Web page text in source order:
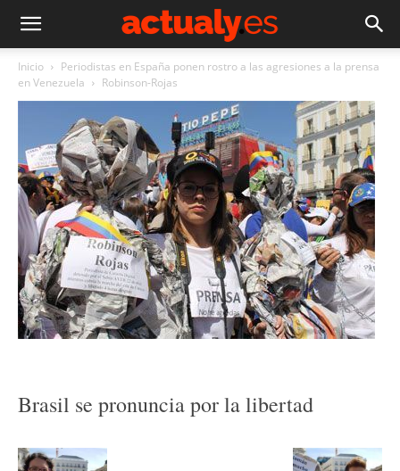
Inicio
Periodistas en España ponen rostro a las agresiones a la prensa
en Venezuela
Robinson-Rojas
Brasil se pronuncia por la libertad